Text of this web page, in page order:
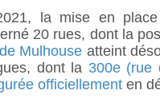
la mise en
20 rues, dont la
Mulhouse atteint
dont la 300e (rue
officiellement en